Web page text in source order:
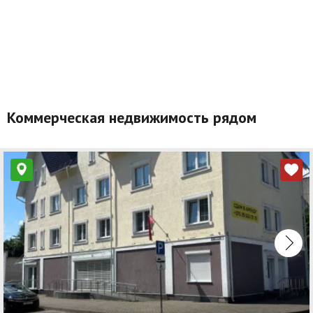
Коммерческая недвижимость рядом